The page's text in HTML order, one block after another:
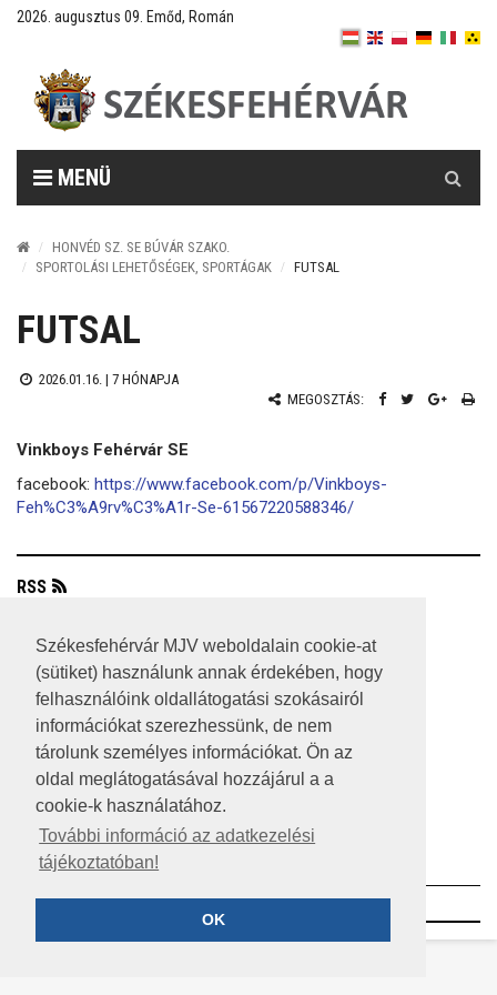
Székesfehérvár MJV weboldalain cookie-at
(sütiket) használunk annak érdekében, hogy
felhasználóink oldallátogatási szokásairól
információkat szerezhessünk, de nem
tárolunk személyes információkat. Ön az
oldal meglátogatásával hozzájárul a a
cookie-k használatához.
További információ az adatkezelési
tájékoztatóban!
OK
2026. augusztus 09. Emőd, Román
MENÜ
HONVÉD SZ. SE BÚVÁR SZAKO.
SPORTOLÁSI LEHETŐSÉGEK, SPORTÁGAK
FUTSAL
FUTSAL
2026.01.16. | 7 HÓNAPJA
MEGOSZTÁS:
Vinkboys Fehérvár SE
facebook: https://www.facebook.com/p/Vinkboys-
Feh%C3%A9rv%C3%A1r-Se-61567220588346/
RSS
JOGI NYILATKOZAT
IMPRESSZUM
MÉDIAAJÁNLAT
KÖZÉRDEKŰ ADATOK
ADATVÉDELEM
©2023 SZÉKESFEHÉRVÁR MEGYEI JOGÚ VÁROS